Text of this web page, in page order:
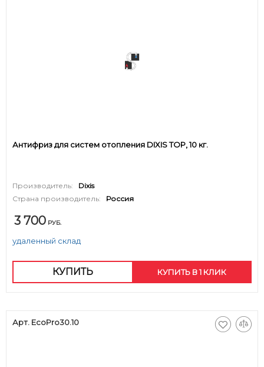
Антифриз для систем отопления DIXIS TOP, 10 кг.
Производитель:
Dixis
Страна производитель:
Россия
3 700 РУБ.
удаленный склад
КУПИТЬ КУПИТЬ В 1 КЛИК
Арт. EcoPro30.10